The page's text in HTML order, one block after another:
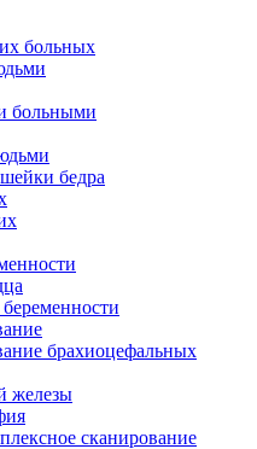
больных
больными
бедра
брахиоцефальных
железы
сканирование